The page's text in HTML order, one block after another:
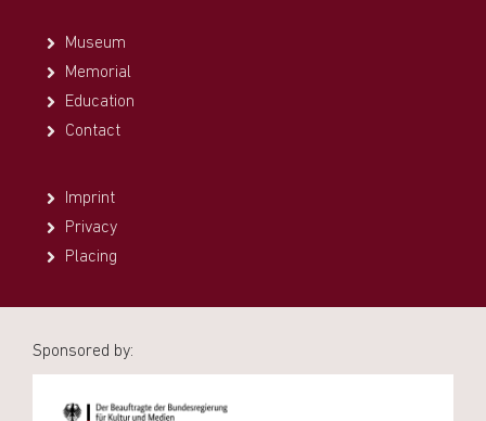
Museum
Memorial
Education
Contact
Imprint
Privacy
Placing
Sponsored by: